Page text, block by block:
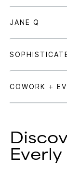
Everly